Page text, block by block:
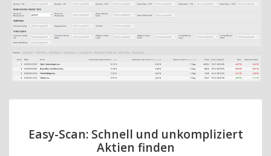
Easy-Scan: Schnell und unkompliziert
Aktien finden